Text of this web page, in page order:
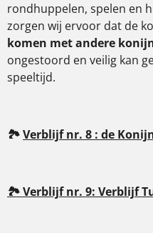
rondhuppelen, spelen en
zorgen wij ervoor dat de
komen met andere
ongestoord en veilig kan
speeltijd.
🏞️Verblijf nr. 8 : de
🏞️ Verblijf nr. 9: Verblijf